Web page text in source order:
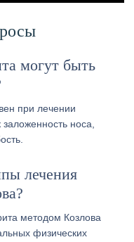
могут быть
при лечении
носа,
лечения
методом Козлова
физических